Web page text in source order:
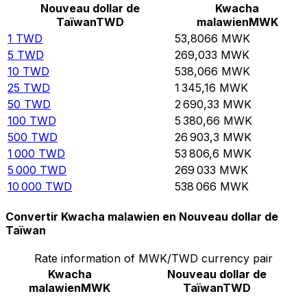
Nouveau dollar de
TaïwanTWD
Kwacha
malawienMWK
1 TWD 53,8066 MWK
5 TWD 269,033 MWK
10 TWD 538,066 MWK
25 TWD 1 345,16 MWK
50 TWD 2 690,33 MWK
100 TWD 5 380,66 MWK
500 TWD 26 903,3 MWK
1 000 TWD 53 806,6 MWK
5 000 TWD 269 033 MWK
10 000 TWD 538 066 MWK
Convertir Kwacha malawien en Nouveau dollar de
Taïwan
Rate information of MWK/TWD currency pair
Kwacha
malawienMWK
Nouveau dollar de
TaïwanTWD